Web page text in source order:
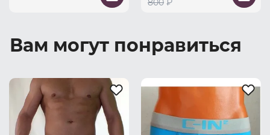
800 ₽
Вам могут понравиться